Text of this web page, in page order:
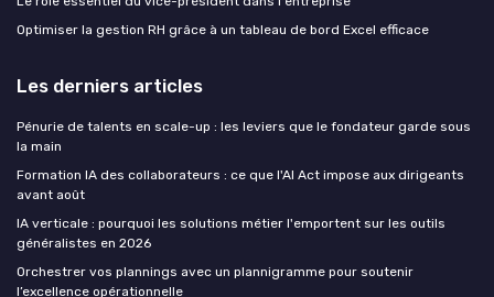
Optimiser la gestion RH grâce à un tableau de bord Excel efficace
Les derniers articles
Pénurie de talents en scale-up : les leviers que le fondateur garde sous
la main
Formation IA des collaborateurs : ce que l'AI Act impose aux dirigeants
avant août
IA verticale : pourquoi les solutions métier l'emportent sur les outils
généralistes en 2026
Orchestrer vos plannings avec un plannigramme pour soutenir
l’excellence opérationnelle